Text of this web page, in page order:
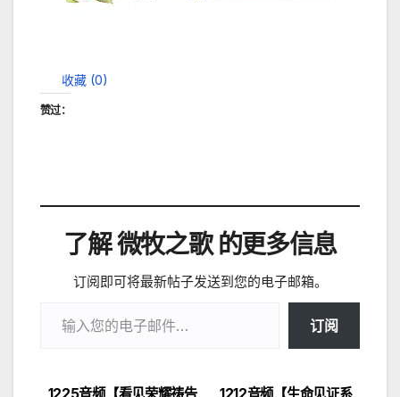
收藏 (0)
赞过：
了解 微牧之歌 的更多信息
订阅即可将最新帖子发送到您的电子邮箱。
订阅